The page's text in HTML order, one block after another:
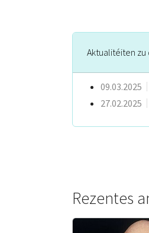
Aktualitéiten
09.03.2025
27.02.2025
Rezentes